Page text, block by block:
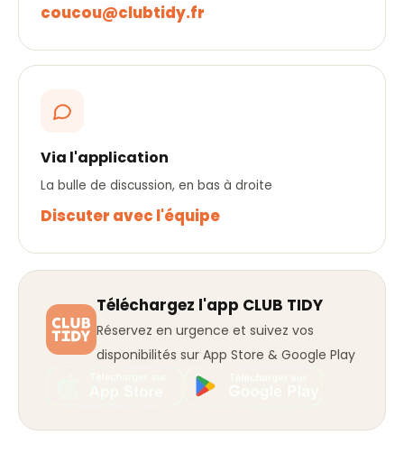
coucou@clubtidy.fr
Via l'application
La bulle de discussion, en bas à droite
Discuter avec l'équipe
Téléchargez l'app CLUB TIDY
Réservez en urgence et suivez vos
disponibilités sur App Store & Google Play